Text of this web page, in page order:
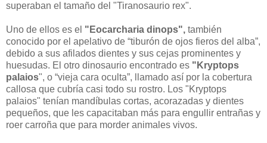
superaban el tamaño del "Tiranosaurio rex".
Uno de ellos es el "Eocarcharia dinops", también
conocido por el apelativo de “tiburón de ojos fieros del alba”,
debido a sus afilados dientes y sus cejas prominentes y
huesudas. El otro dinosaurio encontrado es "Kryptops
palaios", o “vieja cara oculta”, llamado así por la cobertura
callosa que cubría casi todo su rostro. Los "Kryptops
palaios" tenían mandíbulas cortas, acorazadas y dientes
pequeños, que les capacitaban más para engullir entrañas y
roer carroña que para morder animales vivos.